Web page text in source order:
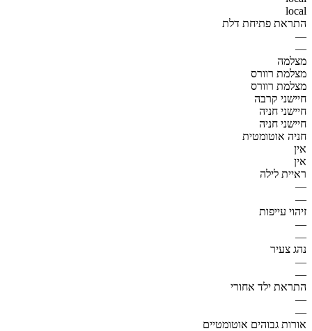
local
התראת פתיחת דלת
—
—
מצלמה
מצלמת רוורס
מצלמת רוורס
חיישני קרבה
חיישני חניה
חיישני חניה
חניה אוטומטית
אין
אין
ראיית לילה
—
—
זיהוי עייפות
—
—
נהג צעיר
—
—
התראת ילד אחורי
—
—
אורות גבוהים אוטומטיים